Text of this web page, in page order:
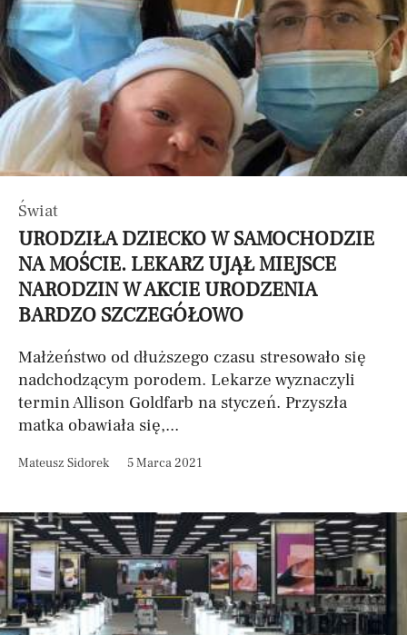
Świat
URODZIŁA DZIECKO W SAMOCHODZIE
NA MOŚCIE. LEKARZ UJĄŁ MIEJSCE
NARODZIN W AKCIE URODZENIA
BARDZO SZCZEGÓŁOWO
Małżeństwo od dłuższego czasu stresowało się
nadchodzącym porodem. Lekarze wyznaczyli
termin Allison Goldfarb na styczeń. Przyszła
matka obawiała się,...
Mateusz Sidorek 5 Marca 2021